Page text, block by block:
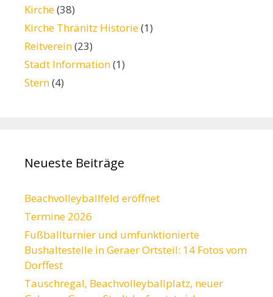
Kirche(38)
Kirche Thränitz Historie(1)
Reitverein(23)
Stadt Information(1)
Stern(4)
Neueste Beiträge
Beachvolleyballfeld eröffnet
Termine 2026
Fußballturnier und umfunktionierte
Bushaltestelle in Geraer Ortsteil: 14 Fotos vom
Dorffest
Tauschregal, Beachvolleyballplatz, neuer